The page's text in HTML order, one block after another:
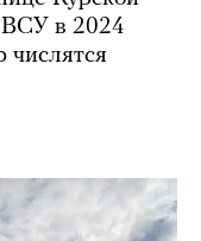
ВСУ в 2024
числятся